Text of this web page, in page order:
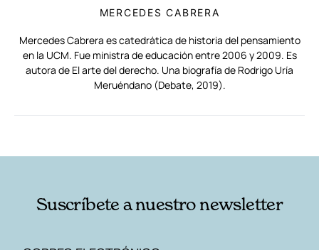
MERCEDES CABRERA
Mercedes Cabrera es catedrática de historia del pensamiento
en la UCM. Fue ministra de educación entre 2006 y 2009. Es
autora de El arte del derecho. Una biografía de Rodrigo Uría
Meruéndano (Debate, 2019).
Suscríbete a nuestro newsletter